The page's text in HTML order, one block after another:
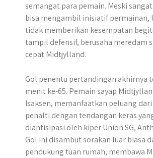
semangat para pemain. Meski
bisa mengambil inisiatif permainan,
tidak memberikan kesempatan
tampil defensif, berusaha meredam
cepat Midtjylland.
Gol penentu pertandingan akhirnya
menit ke-65. Pemain sayap
Isaksen, memanfaatkan peluang
penalti dengan tendangan keras
diantisipasi oleh kiper Union SG,
Gol ini disambut sorakan luar biasa
pendukung tuan rumah, membawa